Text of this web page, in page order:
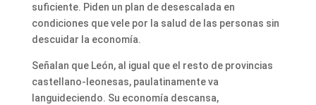
suficiente. Piden un plan de desescalada en
condiciones que vele por la salud de las personas sin
descuidar la economía.
Señalan que León, al igual que el resto de provincias
castellano-leonesas, paulatinamente va
languideciendo. Su economía descansa,